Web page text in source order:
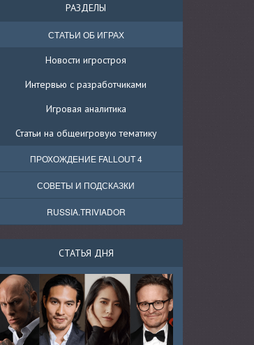
РАЗДЕЛЫ
СТАТЬИ ОБ ИГРАХ
Новости игростроя
Интервью с разработчиками
Игровая аналитика
Статьи на общеигровую тематику
ПРОХОЖДЕНИЕ FALLOUT 4
СОВЕТЫ И ПОДСКАЗКИ
RUSSIA.TRIVIADOR
СТАТЬЯ ДНЯ